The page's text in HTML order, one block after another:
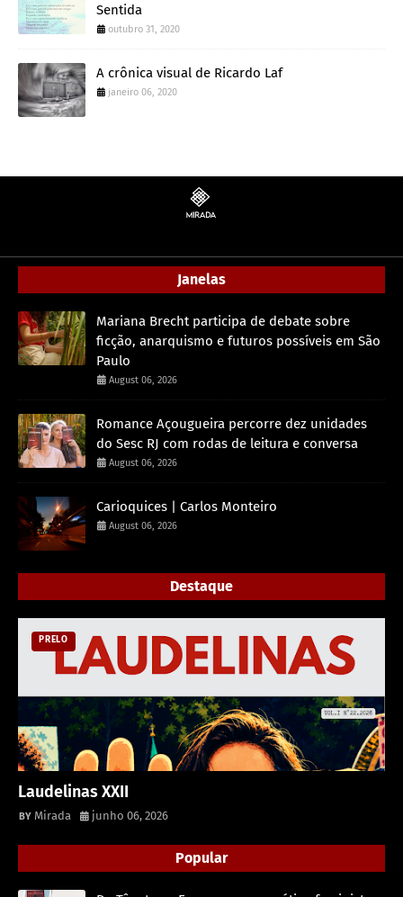
Sentida
outubro 31, 2020
A crônica visual de Ricardo Laf
janeiro 06, 2020
Janelas
Mariana Brecht participa de debate sobre
ficção, anarquismo e futuros possíveis em São
Paulo
August 06, 2026
Romance Açougueira percorre dez unidades
do Sesc RJ com rodas de leitura e conversa
August 06, 2026
Carioquices | Carlos Monteiro
August 06, 2026
Destaque
PRELO
Laudelinas XXII
Mirada junho 06, 2026
Popular